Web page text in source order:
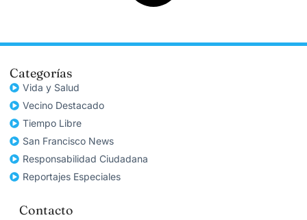
Categorías
Vida y Salud
Vecino Destacado
Tiempo Libre
San Francisco News
Responsabilidad Ciudadana
Reportajes Especiales
Contacto